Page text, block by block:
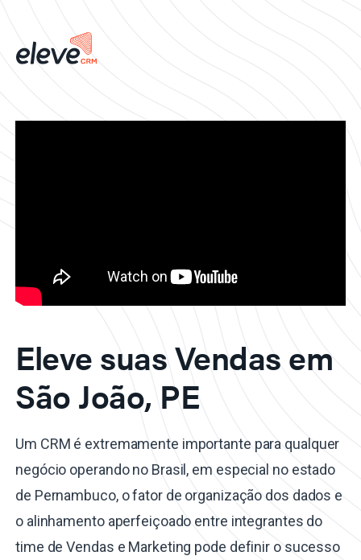
Eleve suas Vendas em
São João, PE
Um CRM é extremamente importante para qualquer
negócio operando no Brasil, em especial no estado
de Pernambuco, o fator de organização dos dados e
o alinhamento aperfeiçoado entre integrantes do
time de Vendas e Marketing pode definir o sucesso